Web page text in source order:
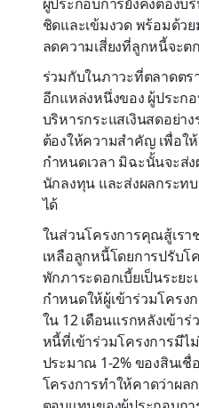
ชิดและเข้มงวด พร้อมด้ว
ลดความเสี่ยงที่ลูกหนี้จะ
ร่วมกับในภาวะที่ตลาดต
อีกแหล่งหนึ่งของ ผู้ประก
บริหารกระแสเงินสดอย่า
ต้องให้ความสำคัญ เพื่อใ
กำหนดเวลา มิฉะนั้นจะส่
นักลงทุน และส่งผลกระ
ได้
ในส่วนโครงการคุณสู้เรา
เหลือลูกหนี้โดยการปรับโ
พักภาระดอกเบี้ยเป็นระย
กำหนดให้ผู้เข้าร่วมโครง
ใน 12 เดือนแรกหลังเข้า
หนี้ที่เข้าร่วมโครงการมีไ
ประมาณ 1-2% ของสินเชื่
โครงการทำให้คาดว่าผล